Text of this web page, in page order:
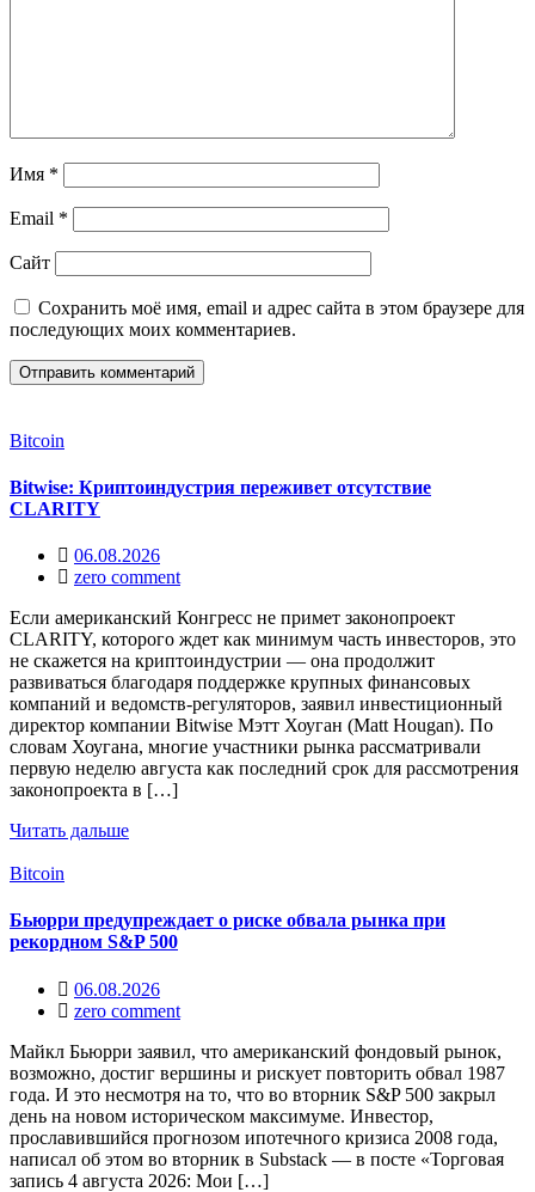
Имя *
Email *
Сайт
Сохранить моё имя, email и адрес сайта в этом браузере для
последующих моих комментариев.
Bitcoin
Bitwise: Криптоиндустрия переживет отсутствие
CLARITY
06.08.2026
zero comment
Если американский Конгресс не примет законопроект
CLARITY, которого ждет как минимум часть инвесторов, это
не скажется на криптоиндустрии — она продолжит
развиваться благодаря поддержке крупных финансовых
компаний и ведомств-регуляторов, заявил инвестиционный
директор компании Bitwise Мэтт Хоуган (Matt Hougan). По
словам Хоугана, многие участники рынка рассматривали
первую неделю августа как последний срок для рассмотрения
законопроекта в […]
Читать дальше
Bitcoin
Бьюрри предупреждает о риске обвала рынка при
рекордном S&P 500
06.08.2026
zero comment
Майкл Бьюрри заявил, что американский фондовый рынок,
возможно, достиг вершины и рискует повторить обвал 1987
года. И это несмотря на то, что во вторник S&P 500 закрыл
день на новом историческом максимуме. Инвестор,
прославившийся прогнозом ипотечного кризиса 2008 года,
написал об этом во вторник в Substack — в посте «Торговая
запись 4 августа 2026: Мои […]